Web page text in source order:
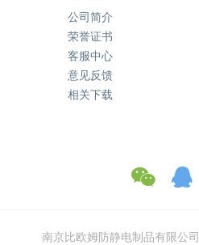
公司简介
荣誉证书
客服中心
意见反馈
相关下载
南京比欧姆防静电制品有限公